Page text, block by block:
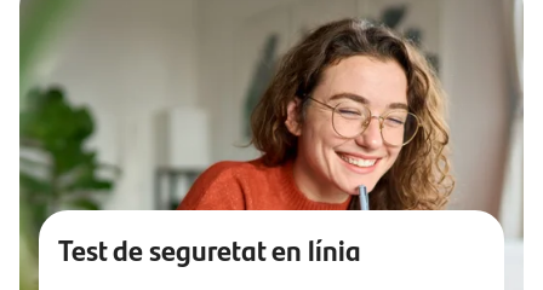
Test de seguretat en línia